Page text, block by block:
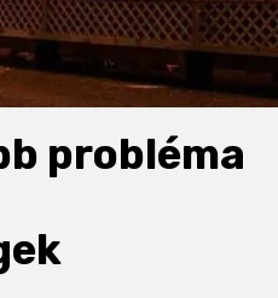
probléma